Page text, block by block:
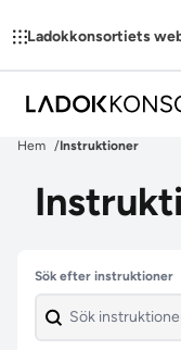
Ladokkonsortiets
Hem
Instruktioner
Hoppa över filter
Sök efter instruktioner